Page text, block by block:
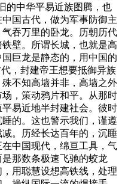
中华平易近族图腾，也
国古代，做为军事防御主
吞万里的卧龙。历朝历代
壁。所谓长城，也就是高
巨龙是静态的，用中国的
，封建帝王想要抵御异族
不知高墙并非，高墙之外
，策动鸦片和平。从那时
易近地半封建社会。彼时
的。这也警示我们，谨遵
。历经长达百年的，沉睡
中国现代，绵亘工具，气
那数条极速飞驰的蛟龙
用聪慧设想高铁线，处理